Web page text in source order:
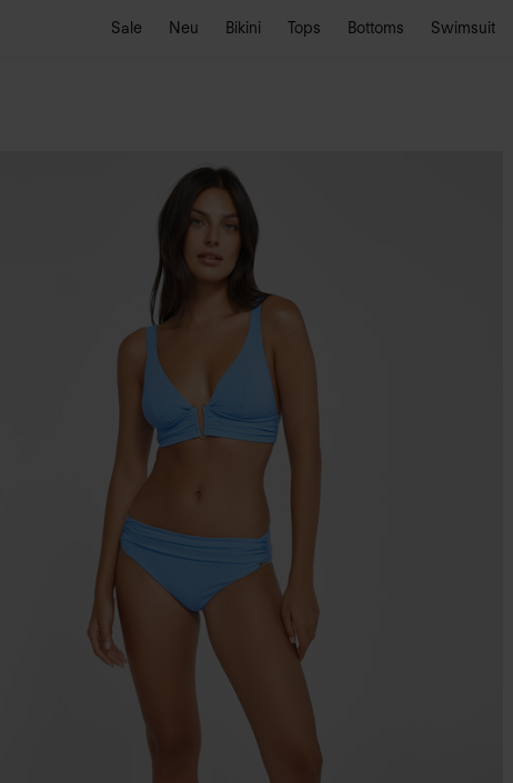
Sale Neu Bikini Tops Bottoms Swimsuit